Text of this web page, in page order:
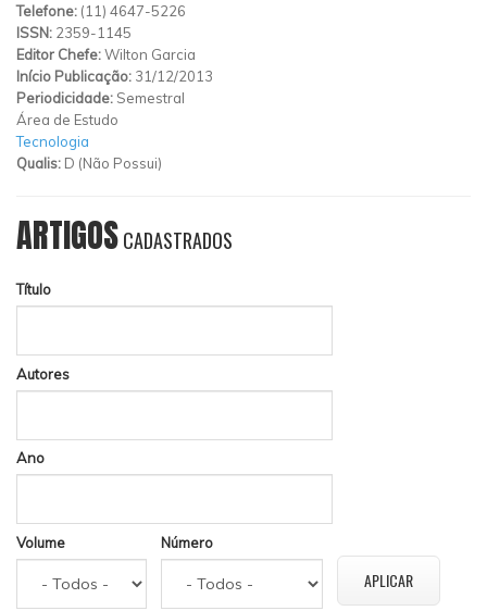
Telefone: (11) 4647-5226
ISSN: 2359-1145
Editor Chefe:Wilton Garcia
Início Publicação: 31/12/2013
Periodicidade: Semestral
Área de Estudo
Tecnologia
Qualis: D (Não Possui)
ARTIGOSCADASTRADOS
Título
Autores
Ano
Volume Número